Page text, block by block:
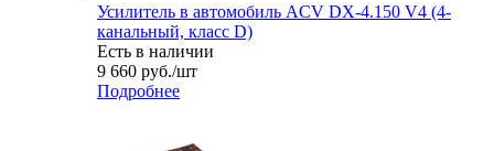
Усилитель в автомобиль ACV DX-4.150 V4 (4-
канальный, класс D)
Есть в наличии
9 660 руб./шт
Подробнее